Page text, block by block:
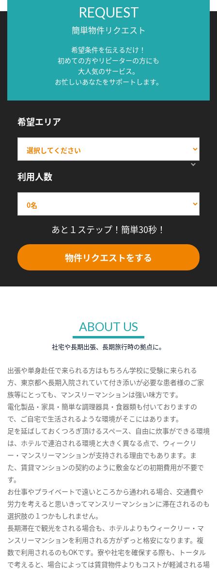
REQUEST
簡単物件リクエスト
希望条件を伝えるだけ！
初めての方やリピーターの方にも
大人気のサービス。
お忙しいあなたをサポートします。
希望エリア
利用人数
あと１ステップ！簡単30秒！
物件リクエストをする
ABOUT US
社宅や長期出張、長期旅行時の拠点に。
出張や単身赴任で来られる方はもちろん学校に受験に来られる
方、東京都へ長期入院されていて付き添いが必要な患者様のご家
族等にとっても、マンスリーマンションは強い味方です。
電化製品・家具・簡単な調理器具・食器類も付いておりますの
で、ご自宅で生活されるような環境がそこにはあります。
足を延ばしておくつろぎ頂けるスペース、自由に炊事ができる環境
は、ホテルで連泊される環境と大きく異なる点で、ウィークリ
ー・マンスリーマンションが支持される理由でもあります。ま
た、賃貸マンションの契約のように敷金などの初期費用が不要で
す。
お仕事やプライベートで遠いところから通われる場合、交通費や
労力を考えると思いきってマンスリーマンションに滞在されるのも
選択肢の１つかもしれません。
長期滞在で観光をされる場合も、ホテルよりもウィークリー・マ
ンスリーマンションを利用される方がずっと格安になります。複
数で利用されるのもOKです。寮や社宅を確保する際も、トータル
で考えると、場合によっては賃貸物件よりもコストが軽減される場